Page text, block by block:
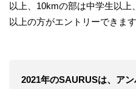
以上、10kmの部は中学生以
以上の方がエントリーできます
2021年のSAURUSは、 ア